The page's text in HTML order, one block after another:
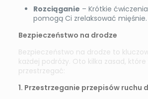
Rozciąganie – Krótkie
pomogą Ci zrelaksować mięśnie.
Bezpieczeństwo na drodze
Bezpieczeństwo na drodze to
każdej podróży. Oto kilka zasad,
przestrzegać:
1. Przestrzeganie przepisów ruchu